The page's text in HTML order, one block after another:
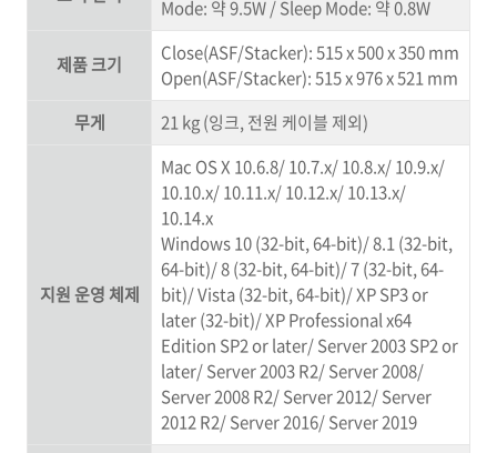
Mode: 약 9.5W / Sleep Mode: 약 0.8W
제품 크기
Close(ASF/Stacker): 515 x 500 x 350 mm
Open(ASF/Stacker): 515 x 976 x 521 mm
무게
21 kg (잉크, 전원 케이블 제외)
지원 운영 체제
Mac OS X 10.6.8/ 10.7.x/ 10.8.x/ 10.9.x/
10.10.x/ 10.11.x/ 10.12.x/ 10.13.x/
10.14.x
Windows 10 (32-bit, 64-bit)/ 8.1 (32-bit,
64-bit)/ 8 (32-bit, 64-bit)/ 7 (32-bit, 64-
bit)/ Vista (32-bit, 64-bit)/ XP SP3 or
later (32-bit)/ XP Professional x64
Edition SP2 or later/ Server 2003 SP2 or
later/ Server 2003 R2/ Server 2008/
Server 2008 R2/ Server 2012/ Server
2012 R2/ Server 2016/ Server 2019